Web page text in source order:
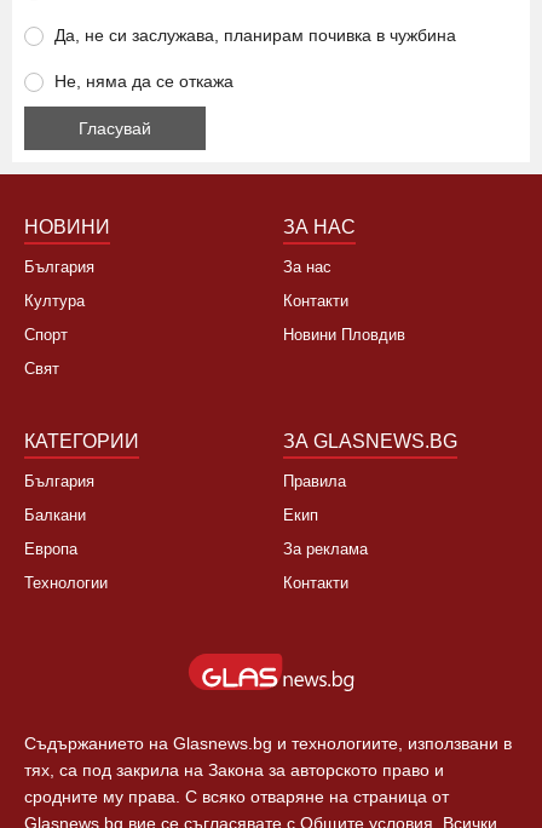
Да, не си заслужава, планирам почивка в чужбина
Не, няма да се откажа
НОВИНИ
България
Култура
Спорт
Свят
ЗА НАС
За нас
Контакти
Новини Пловдив
КАТЕГОРИИ
България
Балкани
Европа
Технологии
ЗА GLASNEWS.BG
Правила
Екип
За реклама
Контакти
Съдържанието на Glasnews.bg и технологиите, използвани в
тях, са под закрила на Закона за авторското право и
сродните му права. С всяко отваряне на страница от
Glasnews.bg вие се съгласявате с Общите условия. Всички